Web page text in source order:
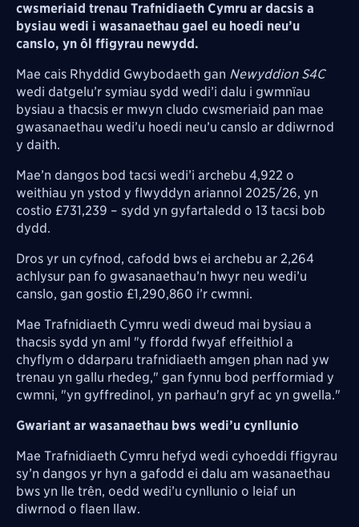
cwsmeriaid trenau Trafnidiaeth Cymru ar dacsis a
bysiau wedi i wasanaethau gael eu hoedi neu’u
canslo, yn ôl ffigyrau newydd.
Mae cais Rhyddid Gwybodaeth gan Newyddion S4C
wedi datgelu’r symiau sydd wedi’i dalu i gwmnïau
bysiau a thacsis er mwyn cludo cwsmeriaid pan mae
gwasanaethau wedi’u hoedi neu’u canslo ar ddiwrnod
y daith.
Mae’n dangos bod tacsi wedi’i archebu 4,922 o
weithiau yn ystod y flwyddyn ariannol 2025/26, yn
costio £731,239 – sydd yn gyfartaledd o 13 tacsi bob
dydd.
Dros yr un cyfnod, cafodd bws ei archebu ar 2,264
achlysur pan fo gwasanaethau’n hwyr neu wedi’u
canslo, gan gostio £1,290,860 i’r cwmni.
Mae Trafnidiaeth Cymru wedi dweud mai bysiau a
thacsis sydd yn aml "y ffordd fwyaf effeithiol a
chyflym o ddarparu trafnidiaeth amgen phan nad yw
trenau yn gallu rhedeg," gan fynnu bod perfformiad y
cwmni, "yn gyffredinol, yn parhau'n gryf ac yn gwella."
Gwariant ar wasanaethau bws wedi’u cynllunio
Mae Trafnidiaeth Cymru hefyd wedi cyhoeddi ffigyrau
sy’n dangos yr hyn a gafodd ei dalu am wasanaethau
bws yn lle trên, oedd wedi’u cynllunio o leiaf un
diwrnod o flaen llaw.